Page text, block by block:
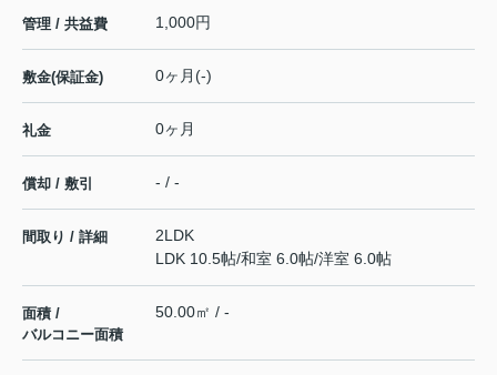
管理 / 共益費 1,000円
敷金(保証金) 0ヶ月(-)
礼金 0ヶ月
償却 / 敷引 - / -
間取り / 詳細
2LDK
LDK 10.5帖/和室 6.0帖/洋室 6.0帖
面積 /
バルコニー面積
50.00㎡ / -